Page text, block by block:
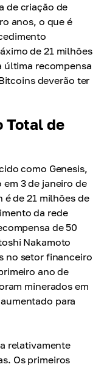
de criação de
anos, o que é
de 21 milhões
última recompensa
deverão ter
Total de
como Genesis,
3 de janeiro de
de 21 milhões de
da rede
de 50
Nakamoto
no setor financeiro
ano de
minerados em
para
relativamente
Os primeiros